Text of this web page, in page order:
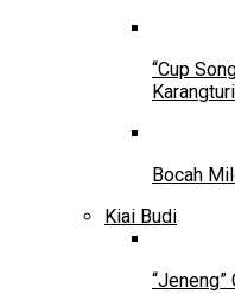
“Cup
Karangturi
Bocah
Kiai Budi
“Jeneng”